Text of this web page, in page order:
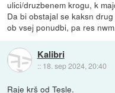
ulici/druzbenem krogu, k
Da bi obstajal se kaksn
ob vsej ponudbi, pa res
Kalibri
:: 18. sep 2024, 20:40
Raje krš od Tesle.